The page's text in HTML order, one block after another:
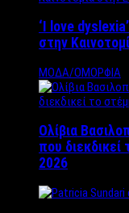
‘Ι love
στην
ΜΟΔΑ/ΟΜΟΡΦΙΑ
Ολίβια
που
2026